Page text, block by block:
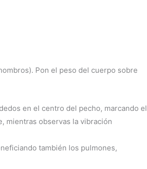
Pon el peso del cuerpo sobre
en el centro del pecho, marcando el
mientras observas la vibración
también los pulmones,